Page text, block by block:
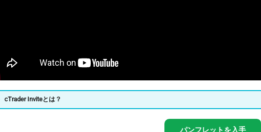
cTrader Inviteとは？
パンフレットを入手